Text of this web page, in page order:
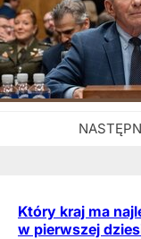
Który kraj ma
w pierwszej